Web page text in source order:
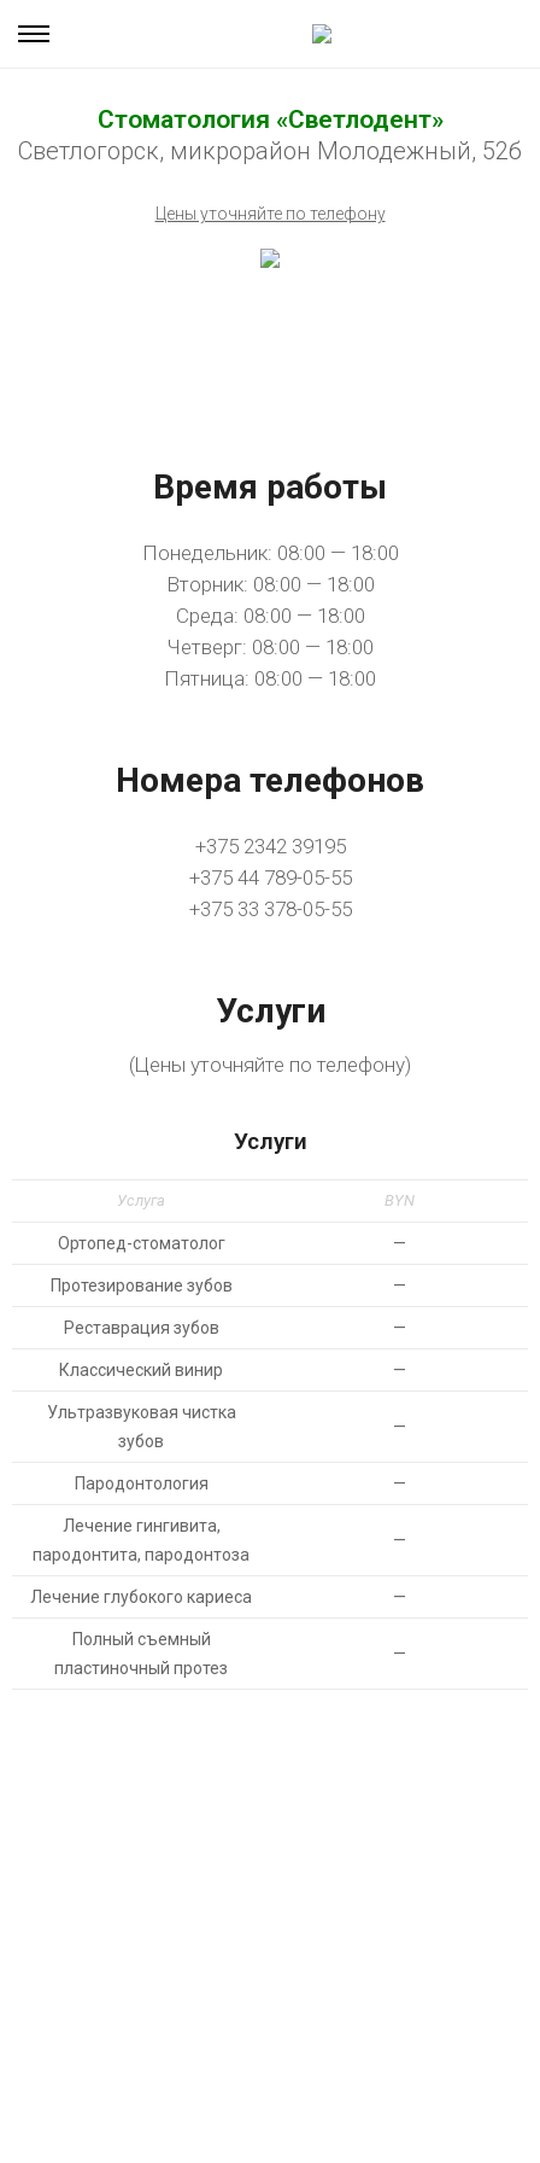
Стоматология «Светлодент»
Светлогорск, микрорайон Молодежный, 52б
Цены уточняйте по телефону
Время работы
Понедельник: 08:00 — 18:00
Вторник: 08:00 — 18:00
Среда: 08:00 — 18:00
Четверг: 08:00 — 18:00
Пятница: 08:00 — 18:00
Номера телефонов
+375 2342 39195
+375 44 789-05-55
+375 33 378-05-55
Услуги
(Цены уточняйте по телефону)
Услуги
Услуга BYN
Ортопед-стоматолог —
Протезирование зубов —
Реставрация зубов —
Классический винир —
Ультразвуковая чистка
зубов
—
Пародонтология —
Лечение гингивита,
пародонтита, пародонтоза
—
Лечение глубокого кариеса —
Полный съемный
пластиночный протез
—